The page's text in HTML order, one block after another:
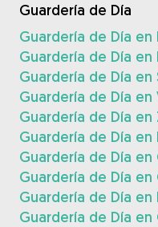
Guardería de Día
Guardería de Día en
Guardería de Día en
Guardería de Día en
Guardería de Día en
Guardería de Día en
Guardería de Día en
Guardería de Día en
Guardería de Día
Guardería de Día en
Guardería de Día en